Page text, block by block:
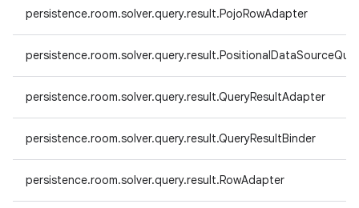
persistence.room.solver.query.result.PojoRowAdapter
persistence.room.solver.query.result.QueryResultAdapter
persistence.room.solver.query.result.QueryResultBinder
persistence.room.solver.query.result.RowAdapter